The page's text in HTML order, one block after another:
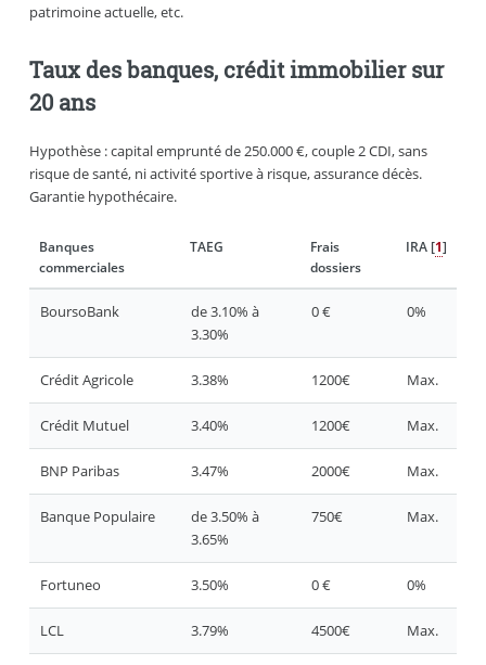
patrimoine actuelle, etc.
Taux des banques, crédit immobilier sur
20 ans
Hypothèse : capital emprunté de 250.000 €, couple 2 CDI, sans
risque de santé, ni activité sportive à risque, assurance décès.
Garantie hypothécaire.
Banques
commerciales
TAEG
Frais
dossiers
IRA[1]
BoursoBank
de 3.10% à
3.30%
0 € 0%
Crédit Agricole 3.38% 1200€ Max.
Crédit Mutuel 3.40% 1200€ Max.
BNP Paribas 3.47% 2000€ Max.
Banque Populaire
de 3.50% à
3.65%
750€ Max.
Fortuneo 3.50% 0 € 0%
LCL 3.79% 4500€ Max.